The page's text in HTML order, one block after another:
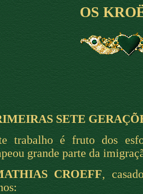
OS
SETE
trabalho é fruto dos
grande parte da
CROEFF,